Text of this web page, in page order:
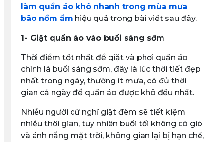
làm quần áo khô nhanh trong mùa mưa
bão nồm ẩm hiệu quả trong bài viết sau đây.
1- Giặt quần áo vào buổi sáng sớm
Thời điểm tốt nhất để giặt và phơi quần áo
chính là buổi sáng sớm, đây là lúc thời tiết đẹp
nhất trong ngày, thường ít mưa, có đủ thời
gian cả ngày để quần áo được khô đều nhất.
Nhiều người cứ nghĩ giặt đêm sẽ tiết kiệm
nhiều thời gian, tuy nhiên buổi tối không có gió
và ánh nắng mặt trời, không gian lại bị hạn chế,